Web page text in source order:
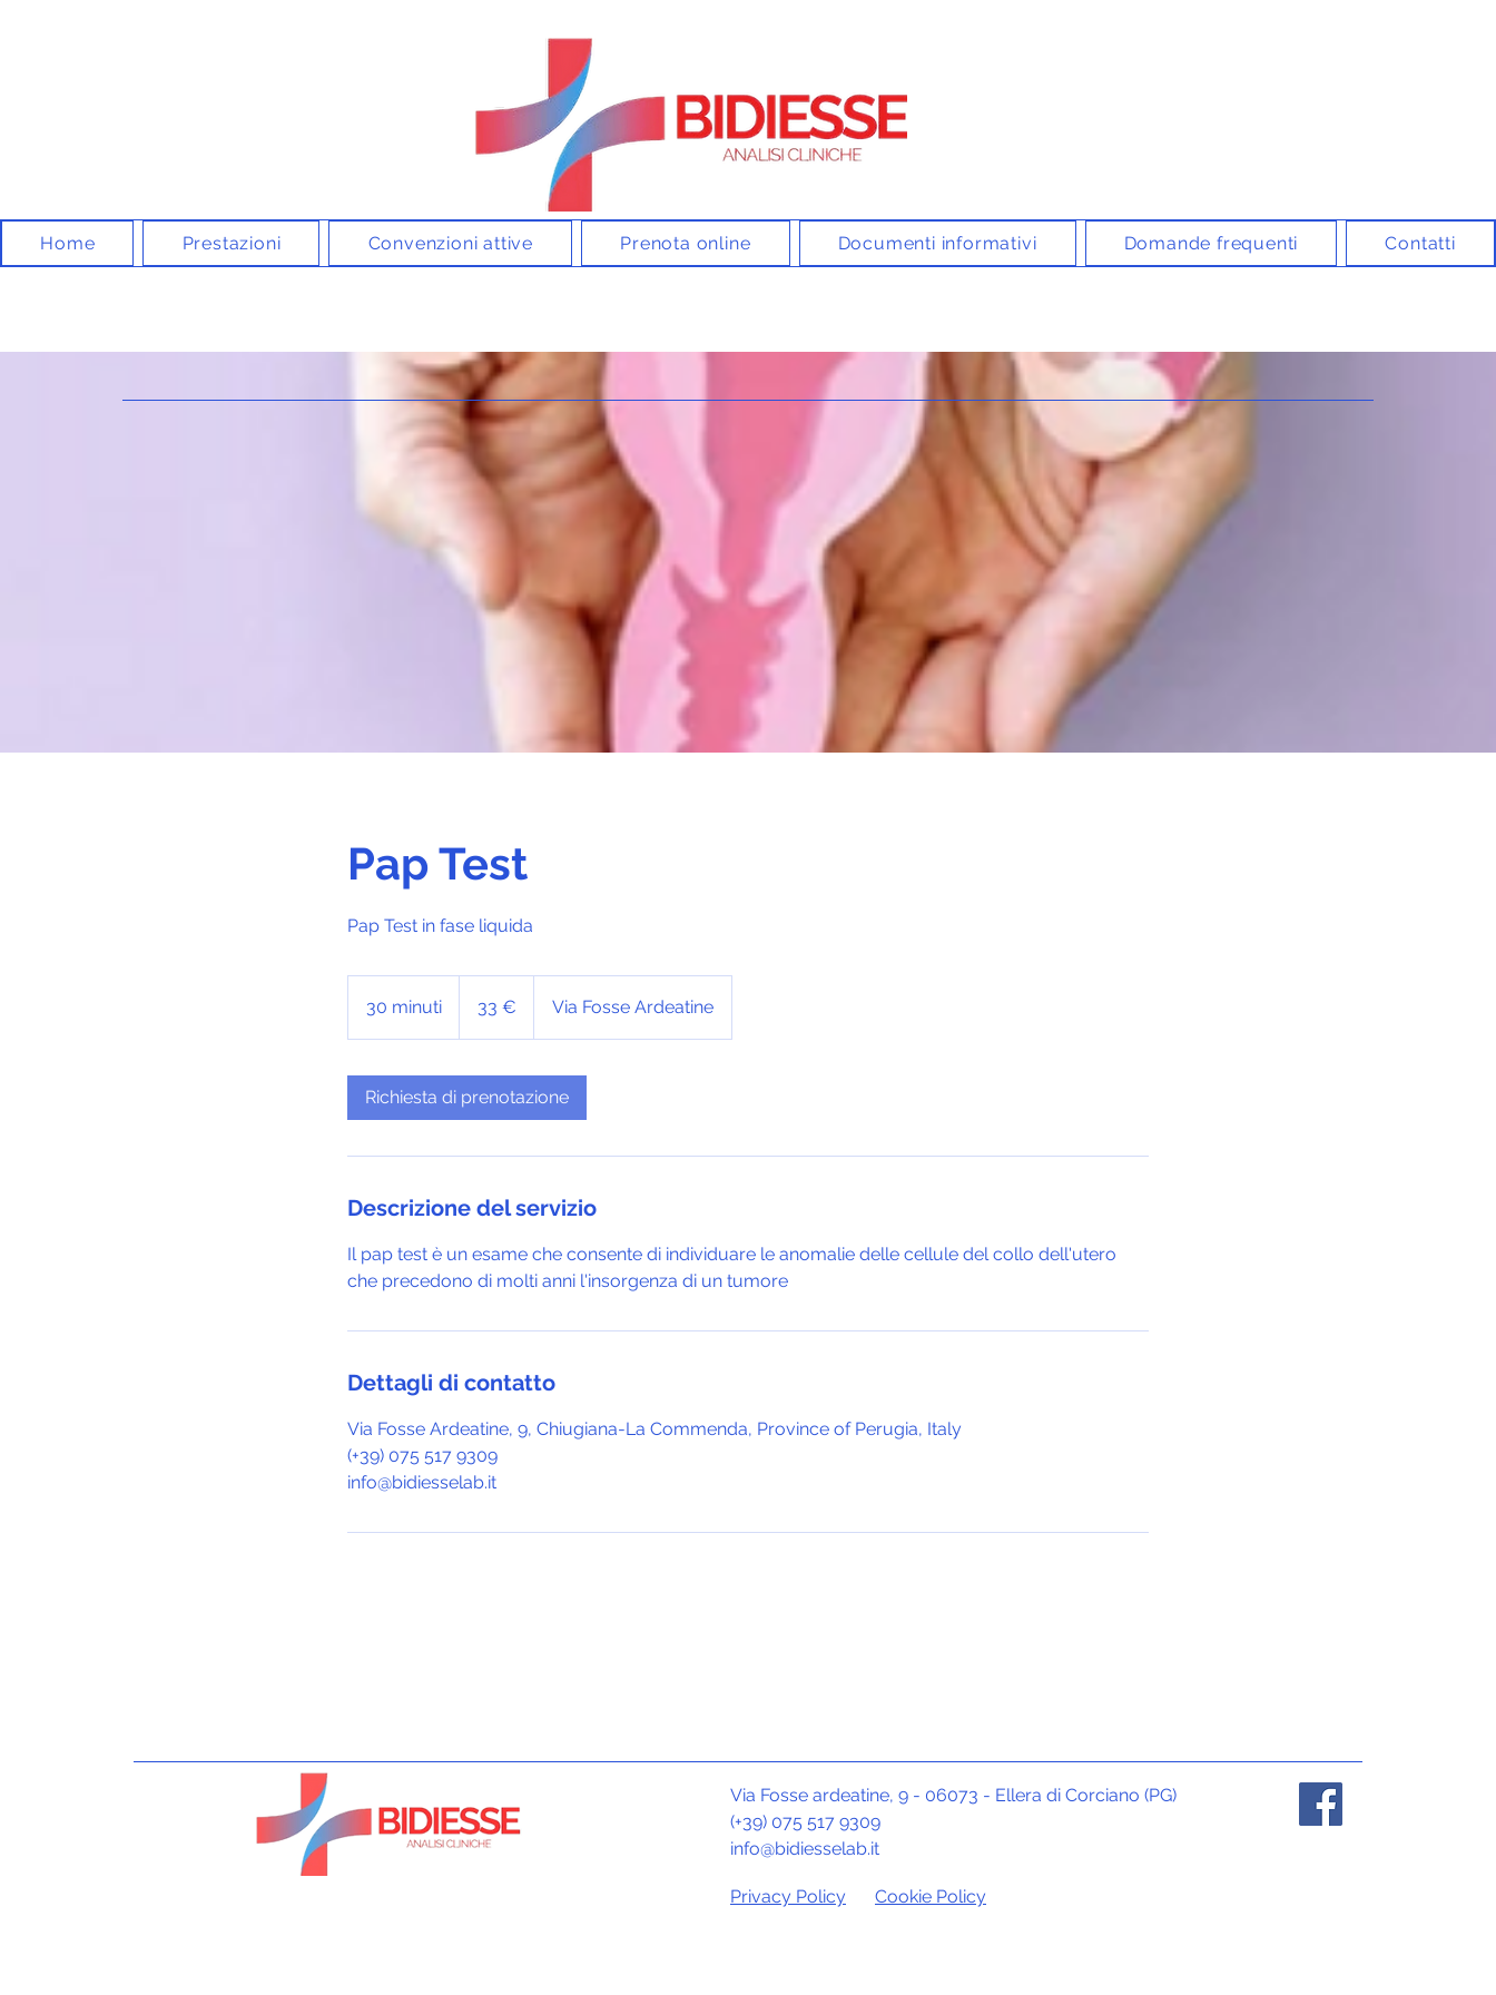
Home Prestazioni Convenzioni attive Prenota online Documenti informativi Domande frequenti Contatti
Pap Test
Pap Test in fase liquida
30 minuti
0
33 € Via Fosse Ardeatine
Richiesta di prenotazione
Descrizione del servizio
Il pap test è un esame che consente di individuare le anomalie delle cellule del collo dell'utero
che precedono di molti anni l'insorgenza di un tumore
Dettagli di contatto
Via Fosse Ardeatine, 9, Chiugiana-La Commenda, Province of Perugia, Italy
(+39) 075 517 9309
info@bidiesselab.it
Via Fosse ardeatine, 9 - 06073 - Ellera di Corciano (PG)
(+39) 075 517 9309
info@bidiesselab.it
Privacy Policy Cookie Policy